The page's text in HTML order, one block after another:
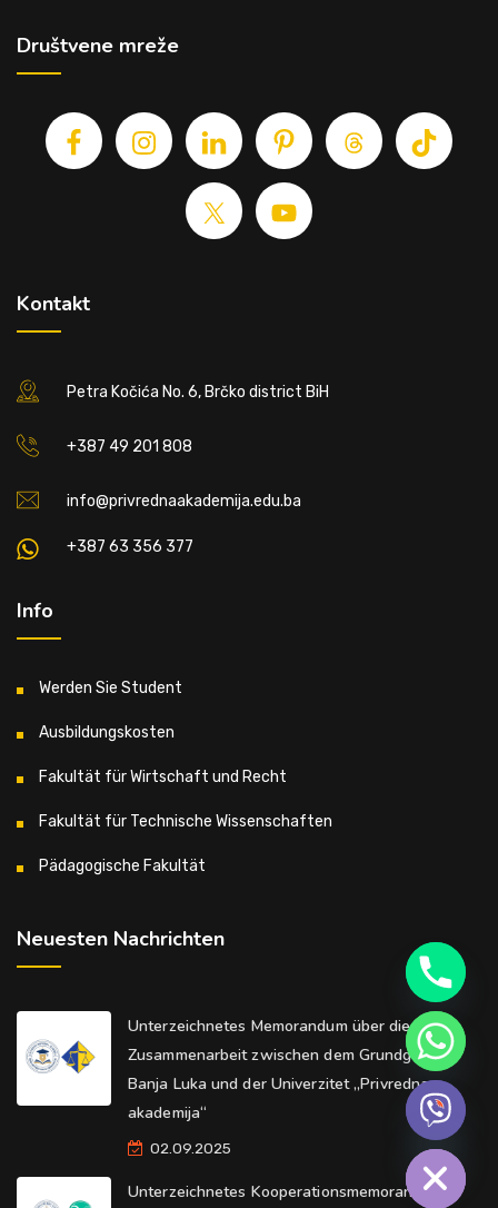
Društvene mreže
Kontakt
Petra Kočića No. 6, Brčko district BiH
+387 49 201 808
info@privrednaakademija.edu.ba
+387 63 356 377
Info
Werden Sie Student
Ausbildungskosten
Fakultät für Wirtschaft und Recht
Fakultät für Technische Wissenschaften
Pädagogische Fakultät
Neuesten Nachrichten
Unterzeichnetes Memorandum über die
Zusammenarbeit zwischen dem Grundgericht
Banja Luka und der Univerzitet „Privredna
akademija“
02.09.2025
Unterzeichnetes Kooperationsmemorandum
Hide chaty